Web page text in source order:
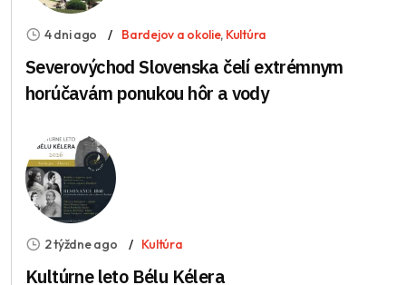
4 dni ago Bardejov a okolie, Kultúra
Severovýchod Slovenska čelí extrémnym
horúčavám ponukou hôr a vody
2 týždne ago Kultúra
Kultúrne leto Bélu Kélera